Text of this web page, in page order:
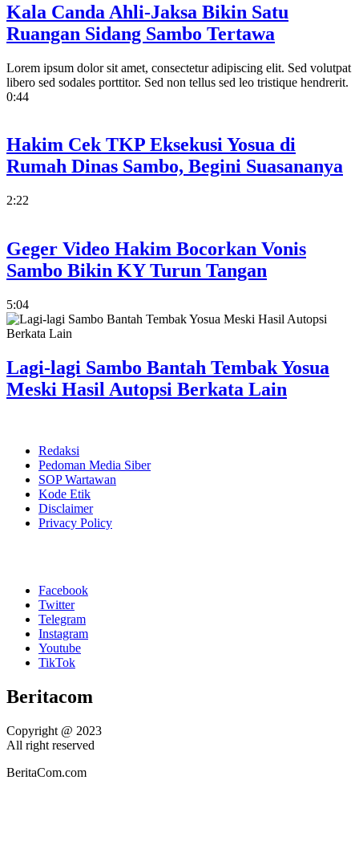
Kala Canda Ahli-Jaksa Bikin Satu
Ruangan Sidang Sambo Tertawa
Lorem ipsum dolor sit amet, consectetur adipiscing elit. Sed volutpat
libero sed sodales porttitor. Sed non tellus sed leo tristique hendrerit.
0:44
Hakim Cek TKP Eksekusi Yosua di
Rumah Dinas Sambo, Begini Suasananya
2:22
Geger Video Hakim Bocorkan Vonis
Sambo Bikin KY Turun Tangan
5:04
Lagi-lagi Sambo Bantah Tembak Yosua
Meski Hasil Autopsi Berkata Lain
Redaksi
Pedoman Media Siber
SOP Wartawan
Kode Etik
Disclaimer
Privacy Policy
Facebook
Twitter
Telegram
Instagram
Youtube
TikTok
Beritacom
Copyright @ 2023
All right reserved
BeritaCom.com